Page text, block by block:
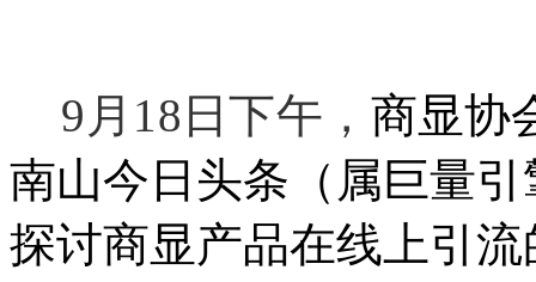
9 月18日下午， 商显协
南山今日头条（属巨量
探讨商显产品在线上引